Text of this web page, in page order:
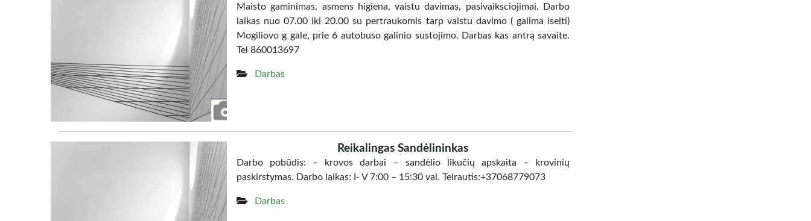
Maisto gaminimas, asmens higiena, vaistu davimas, pasivaiksciojimai. Darbo
laikas nuo 07.00 iki 20.00 su pertraukomis tarp vaistu davimo ( galima iseiti)
Mogiliovo g gale, prie 6 autobuso galinio sustojimo. Darbas kas antrą savaite.
Tel 860013697
Darbas
Reikalingas Sandėlininkas
Darbo pobūdis: – krovos darbai – sandėlio likučių apskaita – krovinių
paskirstymas. Darbo laikas: I- V 7:00 – 15:30 val. Teirautis:+37068779073
Darbas